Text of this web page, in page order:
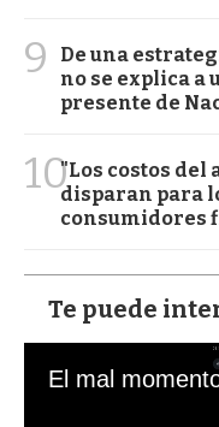
9
De una
no se explica a
presente de
10"Los costos del
disparan para
consumidores
Te puede